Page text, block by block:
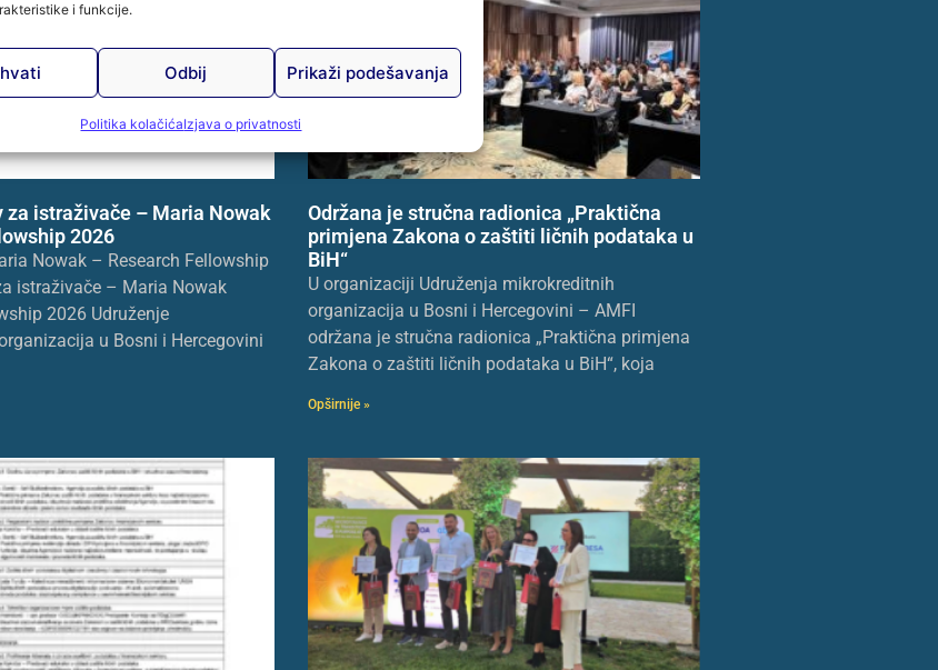
i funkcije.
Odbij Prikaži podešavanja
Politika kolačićaIzjava o privatnosti
za istraživače – Maria Nowak
2026
Nowak – Research Fellowship
istraživače – Maria Nowak
2026 Udruženje
u Bosni i Hercegovini
Održana je stručna radionica „Praktična
primjena Zakona o zaštiti ličnih podataka u
BiH“
U organizaciji Udruženja mikrokreditnih
organizacija u Bosni i Hercegovini – AMFI
održana je stručna radionica „Praktična primjena
Zakona o zaštiti ličnih podataka u BiH“, koja
Opširnije »